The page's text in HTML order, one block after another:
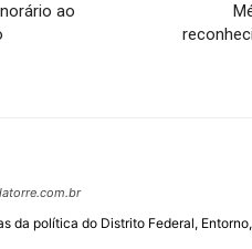
ao
da política do Distrito Federal,